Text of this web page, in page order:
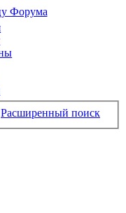
Расширенный поиск